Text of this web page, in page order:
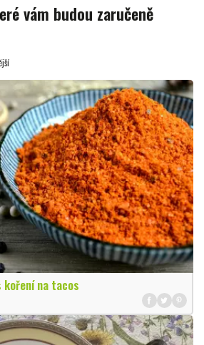
vám budou zaručeně
koření na tacos